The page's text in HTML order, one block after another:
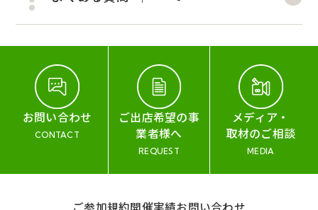
お問い合わせ
CONTACT
ご出店希望の事
業者様へ
REQUEST
メディア・
取材のご相談
MEDIA
ご参加規約開催実績お問い合わせ